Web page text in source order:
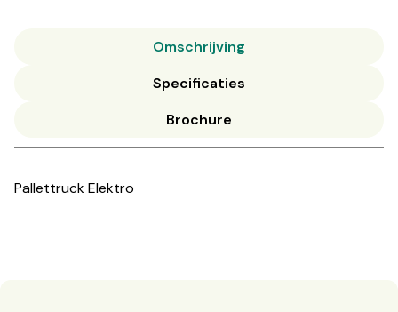
Omschrijving
Specificaties
Brochure
Pallettruck Elektro